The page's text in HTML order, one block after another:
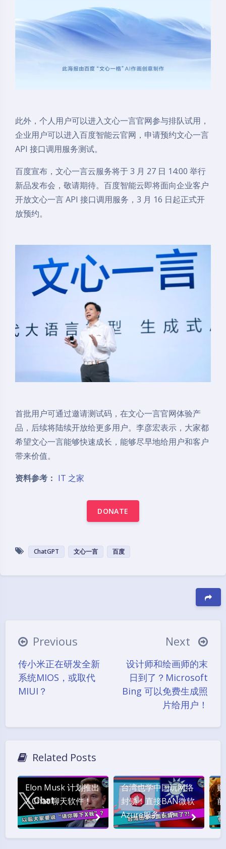
Black Mode
此外，个人用户可以进入文心一言官网参与排队试用，
企业用户可以进入百度智能云官网，申请预约文心一言
API 接口调用服务测试。
百度宣布，文心一言云服务将于 3 月 27 日 14:00 举行
新品发布会，敬请期待。百度智能云即将面向企业客户
开放文心一言 API 接口调用服务，3 月 16 日起正式开
放预约。
首批用户可通过邀请测试码，在文心一言官网体验产
品，后续将陆续开放给更多用户。李彦宏表示，大家都
希望文心一言能够快速成长，能够尽早地给用户和客户
带来价值。
资料参考： IT 之家
DONATE
ChatGPT 文心一言 百度
Previous
传小米正在研发全新
系统MIOS，或取代
MIUI？
Next
设计师和绘画师的末
日到了？Microsoft
Bing 可以免费生成照
片给用户！
Related Posts
Elon Musk 计划推出
X Chat 聊天软件！
台湾也学中国玩网络
封锁！直接BAN微软
Azure服务！？